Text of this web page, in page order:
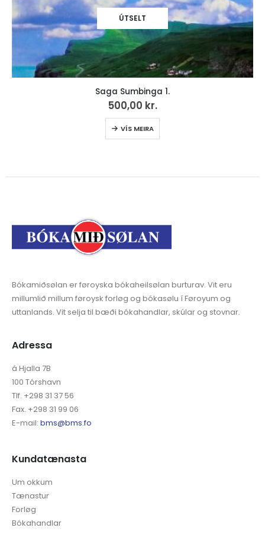
ÚTSELT
Saga Sumbinga 1.
500,00 kr.
VÍS MEIRA
Bókamiðsølan er føroyska bókaheilsølan burturav. Vit eru
millumlið millum føroysk forløg og bókasølu í Føroyum og
uttanlands. Vit selja til bæði bókahandlar, skúlar og stovnar.
Adressa
á Hjalla 7B
100 Tórshavn
Tlf. +298 31 37 56
Fax. +298 31 99 06
E-mail: bms@bms.fo
Kundatænasta
Um okkum
Tænastur
Forløg
Bókahandlar